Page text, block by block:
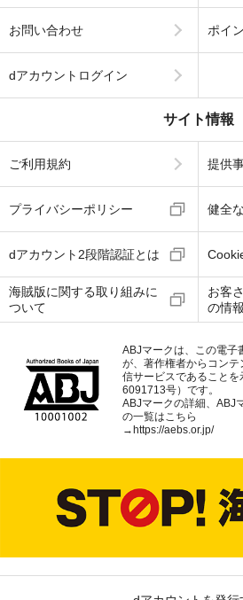
お問い合わせ ポイ
dアカウントログイン
サイト情報
ご利用規約 提供
プライバシーポリシー 健全
dアカウント2段階認証とは
海賊版に関する取り組みに
ついて
お客
の情
ABJマークは、この電子
が、著作権者からコン
信サービスであること
6091713号）です。
ABJマークの詳細、ABJ
の一覧はこちら
→https://aebs.or.jp/